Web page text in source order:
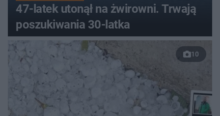
47-latek utonął na żwirowni. Trwają
poszukiwania 30-latka
10